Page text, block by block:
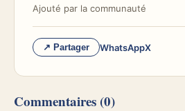
Ajouté par la communauté
↗ Partager WhatsAppX
Commentaires (0)